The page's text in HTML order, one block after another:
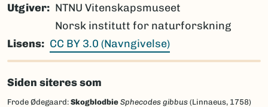
Utgiver
NTNU Vitenskapsmuseet
Norsk institutt for naturforskning
Lisens
CC BY 3.0 (Navngivelse)
Siden siteres som
Frode Ødegaard: Skogblodbie Sphecodes gibbus (Linnaeus, 1758)